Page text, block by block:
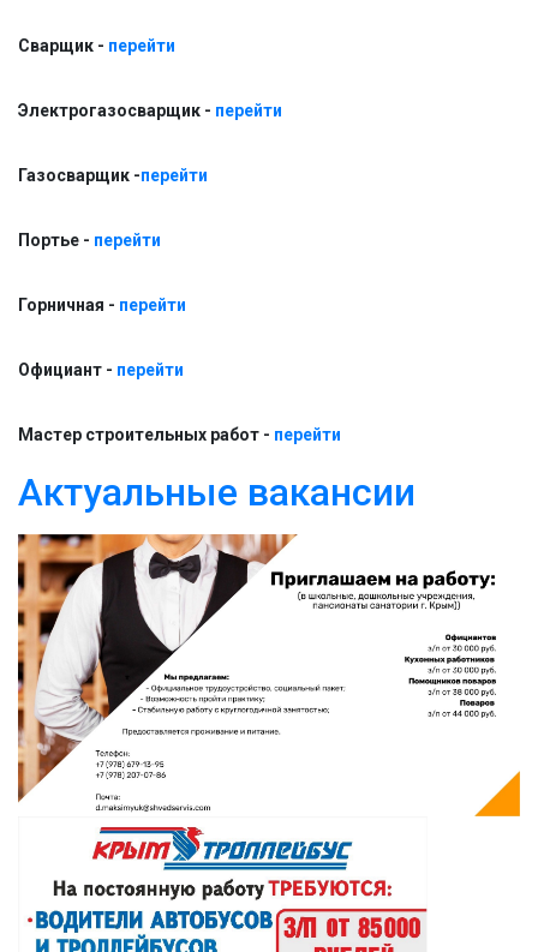
Сварщик - перейти
Электрогазосварщик - перейти
Газосварщик -перейти
Портье - перейти
Горничная - перейти
Официант - перейти
Мастер строительных работ - перейти
Актуальные вакансии